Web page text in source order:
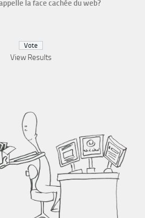
la face cachée du web?
View Results